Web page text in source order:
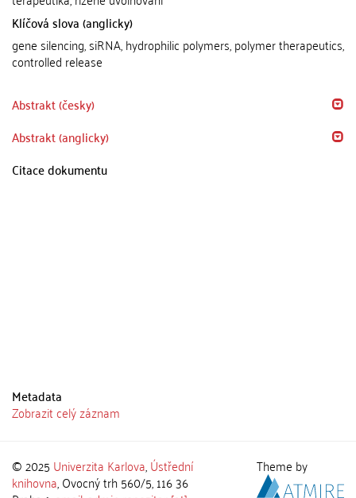
Klíčová slova (anglicky)
gene silencing, siRNA, hydrophilic polymers, polymer therapeutics,
controlled release
Abstrakt (česky)
Abstrakt (anglicky)
Citace dokumentu
Metadata
Zobrazit celý záznam
© 2025 Univerzita Karlova,Ústřední
knihovna, Ovocný trh 560/5, 116 36
Theme by